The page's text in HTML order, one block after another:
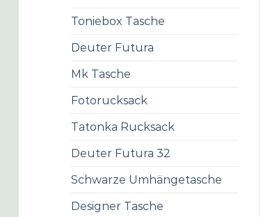
Toniebox Tasche
Deuter Futura
Mk Tasche
Fotorucksack
Tatonka Rucksack
Deuter Futura 32
Schwarze Umhängetasche
Designer Tasche